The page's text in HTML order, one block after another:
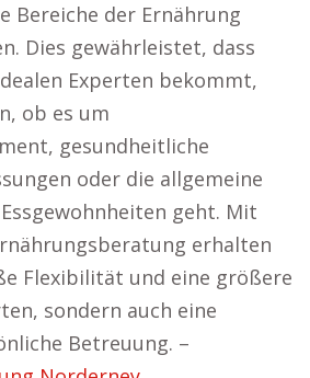
Bereiche der Ernährung
Dies gewährleistet, dass
Experten bekommt,
ob es um
gesundheitliche
oder die allgemeine
geht. Mit
erhalten
Flexibilität und eine größere
sondern auch eine
Betreuung. –